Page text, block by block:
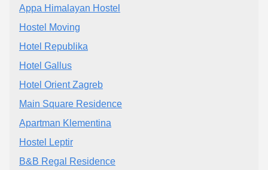
Appa Himalayan Hostel
Hostel Moving
Hotel Republika
Hotel Gallus
Hotel Orient Zagreb
Main Square Residence
Apartman Klementina
Hostel Leptir
B&B Regal Residence